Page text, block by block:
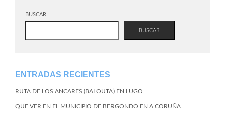
BUSCAR
BUSCAR
ENTRADAS RECIENTES
RUTA DE LOS ANCARES (BALOUTA) EN LUGO
QUE VER EN EL MUNICIPIO DE BERGONDO EN A CORUÑA